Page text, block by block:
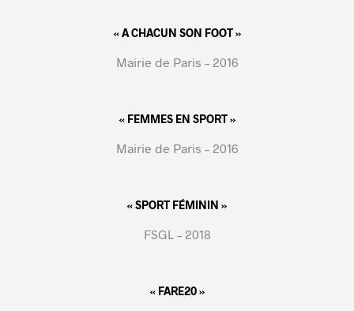
« A CHACUN SON FOOT »
Mairie de Paris – 2016
« FEMMES EN SPORT »
Mairie de Paris – 2016
« SPORT FÉMININ »
FSGL – 2018
« FARE20 »